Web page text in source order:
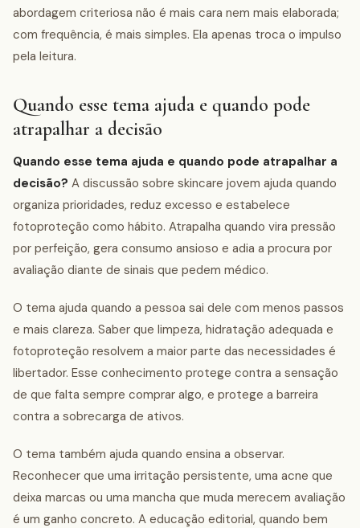
abordagem criteriosa não é mais cara nem mais elaborada;
com frequência, é mais simples. Ela apenas troca o impulso
pela leitura.
Quando esse tema ajuda e quando pode
atrapalhar a decisão
Quando esse tema ajuda e quando pode atrapalhar a
decisão? A discussão sobre skincare jovem ajuda quando
organiza prioridades, reduz excesso e estabelece
fotoproteção como hábito. Atrapalha quando vira pressão
por perfeição, gera consumo ansioso e adia a procura por
avaliação diante de sinais que pedem médico.
O tema ajuda quando a pessoa sai dele com menos passos
e mais clareza. Saber que limpeza, hidratação adequada e
fotoproteção resolvem a maior parte das necessidades é
libertador. Esse conhecimento protege contra a sensação
de que falta sempre comprar algo, e protege a barreira
contra a sobrecarga de ativos.
O tema também ajuda quando ensina a observar.
Reconhecer que uma irritação persistente, uma acne que
deixa marcas ou uma mancha que muda merecem avaliação
é um ganho concreto. A educação editorial, quando bem